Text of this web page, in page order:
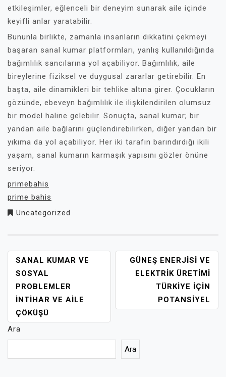
etkileşimler, eğlenceli bir deneyim sunarak aile içinde
keyifli anlar yaratabilir.
Bununla birlikte, zamanla insanların dikkatini çekmeyi
başaran sanal kumar platformları, yanlış kullanıldığında
bağımlılık sancılarına yol açabiliyor. Bağımlılık, aile
bireylerine fiziksel ve duygusal zararlar getirebilir. En
başta, aile dinamikleri bir tehlike altına girer. Çocukların
gözünde, ebeveyn bağımlılık ile ilişkilendirilen olumsuz
bir model haline gelebilir. Sonuçta, sanal kumar; bir
yandan aile bağlarını güçlendirebilirken, diğer yandan bir
yıkıma da yol açabiliyor. Her iki tarafın barındırdığı ikili
yaşam, sanal kumarın karmaşık yapısını gözler önüne
seriyor.
primebahis
prime bahis
Uncategorized
YAZI
GEZINMESI
SANAL KUMAR VE
SOSYAL
PROBLEMLER
İNTIHAR VE AILE
ÇÖKÜŞÜ
GÜNEŞ ENERJISI VE
ELEKTRIK ÜRETIMI
TÜRKIYE İÇIN
POTANSIYEL
Ara
Ara